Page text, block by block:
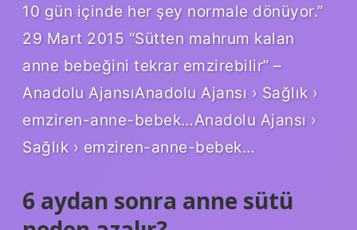
10 gün içinde her şey normale dönüyor.”
29 Mart 2015 “Sütten mahrum kalan
anne bebeğini tekrar emzirebilir” –
Anadolu AjansıAnadolu Ajansı › Sağlık ›
emziren-anne-bebek…Anadolu Ajansı ›
Sağlık › emziren-anne-bebek…
6 aydan sonra anne sütü